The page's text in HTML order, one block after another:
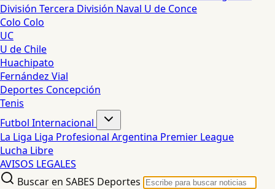
División Tercera División Naval U de Conce
Colo Colo
UC
U de Chile
Huachipato
Fernández Vial
Deportes Concepción
Tenis
Futbol Internacional
La Liga Liga Profesional Argentina Premier League
Lucha Libre
AVISOS LEGALES
Buscar en SABES Deportes